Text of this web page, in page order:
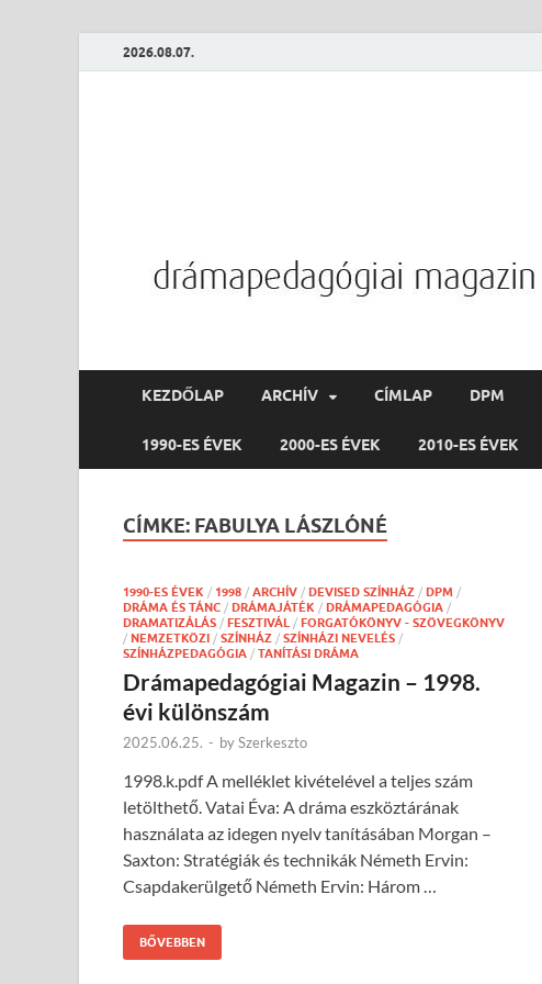
2026.08.07.
KEZDŐLAP ARCHÍV CÍMLAP DPM
1990-ES ÉVEK 2000-ES ÉVEK 2010-ES ÉVEK
CÍMKE: FABULYA LÁSZLÓNÉ
1990-ES ÉVEK / 1998 / ARCHÍV / DEVISED SZÍNHÁZ / DPM /
DRÁMA ÉS TÁNC / DRÁMAJÁTÉK / DRÁMAPEDAGÓGIA /
DRAMATIZÁLÁS / FESZTIVÁL / FORGATÓKÖNYV - SZÖVEGKÖNYV
/ NEMZETKÖZI / SZÍNHÁZ / SZÍNHÁZI NEVELÉS /
SZÍNHÁZPEDAGÓGIA / TANÍTÁSI DRÁMA
Drámapedagógiai Magazin – 1998.
évi különszám
2025.06.25. - bySzerkeszto
1998.k.pdf A melléklet kivételével a teljes szám
letölthető. Vatai Éva: A dráma eszköztárának
használata az idegen nyelv tanításában Morgan –
Saxton: Stratégiák és technikák Németh Ervin:
Csapdakerülgető Németh Ervin: Három …
BŐVEBBEN